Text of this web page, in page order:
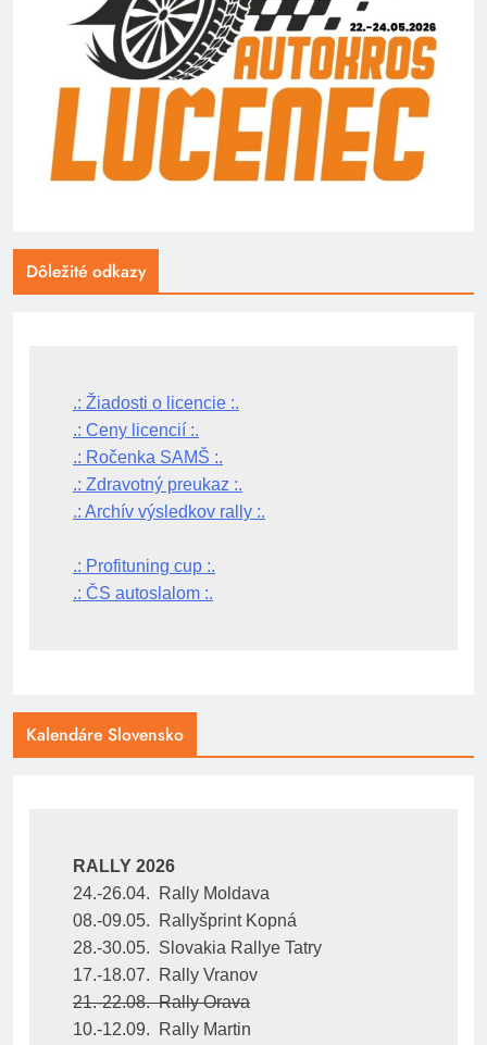
Dôležité odkazy
.: Žiadosti o licencie :.
.: Ceny licencií :.
.: Ročenka SAMŠ :.
.: Zdravotný preukaz :.
.: Archív výsledkov rally :.
.: Profituning cup :.
.: ČS autoslalom :.
Kalendáre Slovensko
RALLY 2026
24.-26.04.  Rally Moldava
08.-09.05.  Rallyšprint Kopná
28.-30.05.  Slovakia Rallye Tatry
17.-18.07.  Rally Vranov
21.-22.08.  Rally Orava
10.-12.09.  Rally Martin